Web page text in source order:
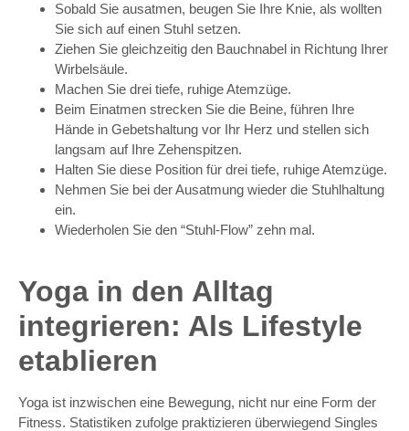
Sobald Sie ausatmen, beugen Sie Ihre Knie, als wollten
Sie sich auf einen Stuhl setzen.
Ziehen Sie gleichzeitig den Bauchnabel in Richtung Ihrer
Wirbelsäule.
Machen Sie drei tiefe, ruhige Atemzüge.
Beim Einatmen strecken Sie die Beine, führen Ihre
Hände in Gebetshaltung vor Ihr Herz und stellen sich
langsam auf Ihre Zehenspitzen.
Halten Sie diese Position für drei tiefe, ruhige Atemzüge.
Nehmen Sie bei der Ausatmung wieder die Stuhlhaltung
ein.
Wiederholen Sie den “Stuhl-Flow” zehn mal.
Yoga in den Alltag
integrieren: Als Lifestyle
etablieren
Yoga ist inzwischen eine Bewegung, nicht nur eine Form der
Fitness. Statistiken zufolge praktizieren überwiegend Singles